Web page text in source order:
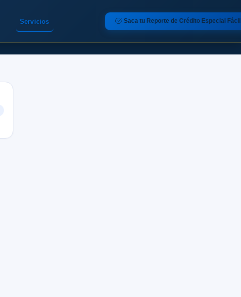
Servicios Saca tu Reporte de Crédito Especial Fácil